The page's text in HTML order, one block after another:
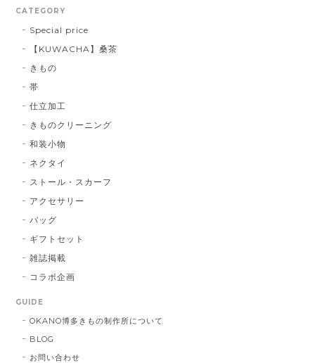
2025/05/26
CATEGORY
Special price
【KUWACHA】桑茶
きもの
帯
仕立加工
きものクリーニング
和装小物
ネクタイ
ストール・スカーフ
アクセサリー
バッグ
ギフトセット
雑誌掲載
コラボ企画
GUIDE
OKANO博多きもの制作所について
BLOG
お問い合わせ